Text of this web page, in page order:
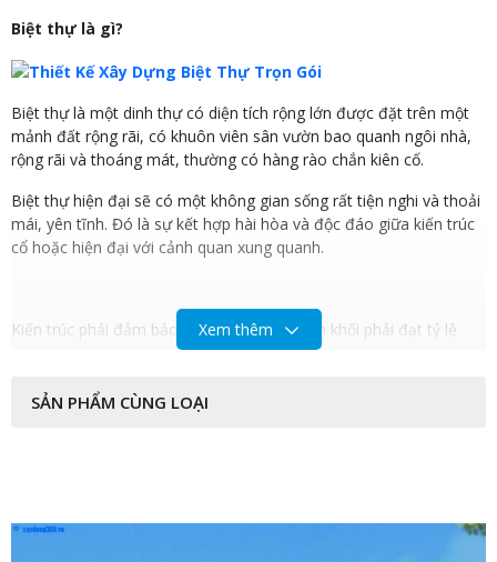
Biệt thự là gì?
Biệt thự là một dinh thự có diện tích rộng lớn được đặt trên một
mảnh đất rộng rãi, có khuôn viên sân vườn bao quanh ngôi nhà,
rộng rãi và thoáng mát, thường có hàng rào chắn kiên cố.
Biệt thự hiện đại sẽ có một không gian sống rất tiện nghi và thoải
mái, yên tĩnh. Đó là sự kết hợp hài hòa và độc đáo giữa kiến trúc
cổ hoặc hiện đại với cảnh quan xung quanh.
Kiến trúc phải đảm bảo các công năng, hình khối phải đạt tỷ lệ
phù hợp. Đẹp và sang trọng là hai yếu tố cơ bản nhất để tạo nên
thượng lưu.
Xem thêm
SẢN PHẨM CÙNG LOẠI